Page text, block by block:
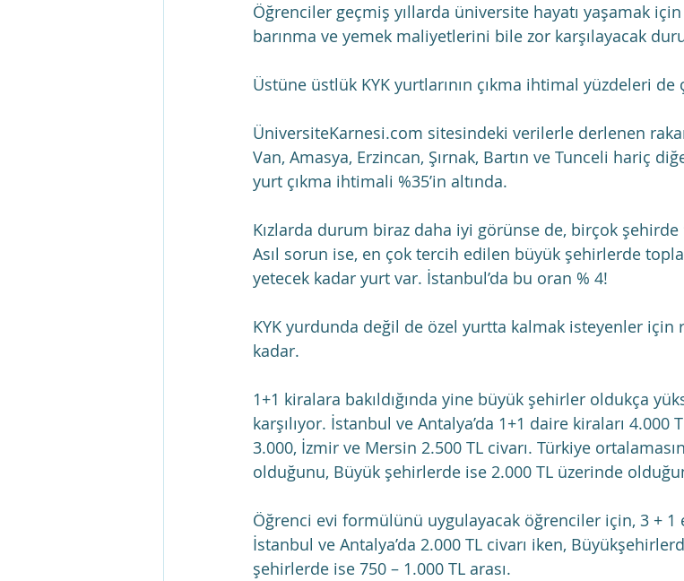
Öğrenciler geçmiş yıllarda üniversite hayatı yaşamak
barınma ve yemek maliyetlerini bile zor karşılayacak
Üstüne üstlük KYK yurtlarının çıkma ihtimal yüzdeleri de
ÜniversiteKarnesi.com sitesindeki verilerle derlenen
Van, Amasya, Erzincan, Şırnak, Bartın ve Tunceli hariç
yurt çıkma ihtimali %35’in altında.
Kızlarda durum biraz daha iyi görünse de, birçok şehirde
Asıl sorun ise, en çok tercih edilen büyük şehirlerde
yetecek kadar yurt var. İstanbul’da bu oran % 4!
KYK yurdunda değil de özel yurtta kalmak isteyenler için
kadar.
1+1 kiralara bakıldığında yine büyük şehirler oldukça
karşılıyor. İstanbul ve Antalya’da 1+1 daire kiraları 4.000
3.000, İzmir ve Mersin 2.500 TL civarı. Türkiye
olduğunu, Büyük şehirlerde ise 2.000 TL üzerinde
Öğrenci evi formülünü uygulayacak öğrenciler için, 3 + 1
İstanbul ve Antalya’da 2.000 TL civarı iken,
şehirlerde ise 750 – 1.000 TL arası.